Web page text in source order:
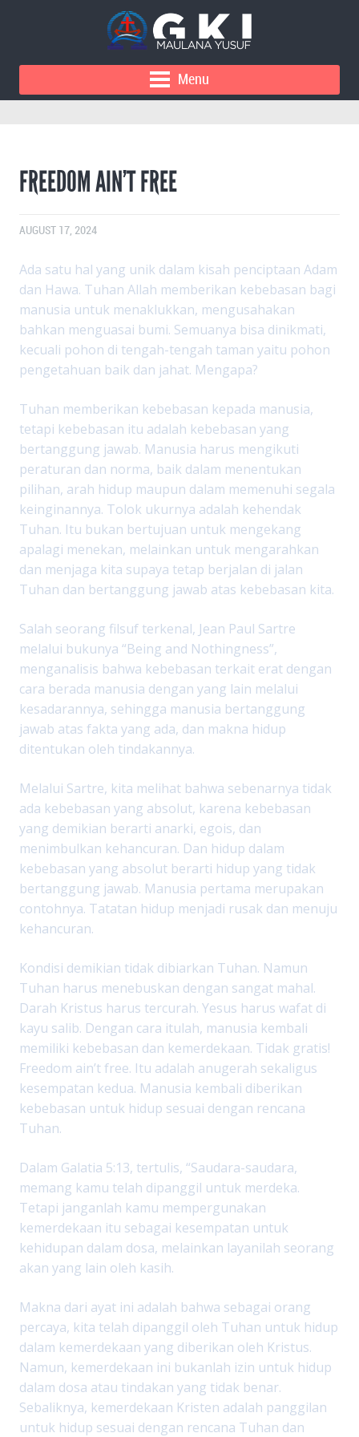
Menu
FREEDOM AIN’T FREE
AUGUST 17, 2024
Ada satu hal yang unik dalam kisah penciptaan Adam
dan Hawa. Tuhan Allah memberikan kebebasan bagi
manusia untuk menaklukkan, mengusahakan
bahkan menguasai bumi. Semuanya bisa dinikmati,
kecuali pohon di tengah-tengah taman yaitu pohon
pengetahuan baik dan jahat. Mengapa?
Tuhan memberikan kebebasan kepada manusia,
tetapi kebebasan itu adalah kebebasan yang
bertanggung jawab. Manusia harus mengikuti
peraturan dan norma, baik dalam menentukan
pilihan, arah hidup maupun dalam memenuhi segala
keinginannya. Tolok ukurnya adalah kehendak
Tuhan. Itu bukan bertujuan untuk mengekang
apalagi menekan, melainkan untuk mengarahkan
dan menjaga kita supaya tetap berjalan di jalan
Tuhan dan bertanggung jawab atas kebebasan kita.
Salah seorang filsuf terkenal, Jean Paul Sartre
melalui bukunya “Being and Nothingness”,
menganalisis bahwa kebebasan terkait erat dengan
cara berada manusia dengan yang lain melalui
kesadarannya, sehingga manusia bertanggung
jawab atas fakta yang ada, dan makna hidup
ditentukan oleh tindakannya.
Melalui Sartre, kita melihat bahwa sebenarnya tidak
ada kebebasan yang absolut, karena kebebasan
yang demikian berarti anarki, egois, dan
menimbulkan kehancuran. Dan hidup dalam
kebebasan yang absolut berarti hidup yang tidak
bertanggung jawab. Manusia pertama merupakan
contohnya. Tatatan hidup menjadi rusak dan menuju
kehancuran.
Kondisi demikian tidak dibiarkan Tuhan. Namun
Tuhan harus menebuskan dengan sangat mahal.
Darah Kristus harus tercurah. Yesus harus wafat di
kayu salib. Dengan cara itulah, manusia kembali
memiliki kebebasan dan kemerdekaan. Tidak gratis!
Freedom ain’t free. Itu adalah anugerah sekaligus
kesempatan kedua. Manusia kembali diberikan
kebebasan untuk hidup sesuai dengan rencana
Tuhan.
Dalam Galatia 5:13, tertulis, “Saudara-saudara,
memang kamu telah dipanggil untuk merdeka.
Tetapi janganlah kamu mempergunakan
kemerdekaan itu sebagai kesempatan untuk
kehidupan dalam dosa, melainkan layanilah seorang
akan yang lain oleh kasih.
Makna dari ayat ini adalah bahwa sebagai orang
percaya, kita telah dipanggil oleh Tuhan untuk hidup
dalam kemerdekaan yang diberikan oleh Kristus.
Namun, kemerdekaan ini bukanlah izin untuk hidup
dalam dosa atau tindakan yang tidak benar.
Sebaliknya, kemerdekaan Kristen adalah panggilan
untuk hidup sesuai dengan rencana Tuhan dan